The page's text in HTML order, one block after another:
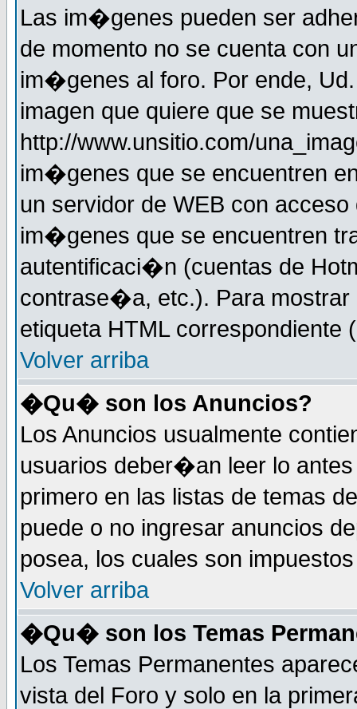
Las im�genes pueden ser
de momento no se cuenta con
im�genes al foro. Por ende,
imagen que quiere que se
http://www.unsitio.com/
im�genes que se encuentren
un servidor de WEB con
im�genes que se encuentren
autentificaci�n (cuentas de
contrase�a, etc.). Para mostrar
etiqueta HTML correspondiente
Volver arriba
�Qu� son los Anuncios?
Los Anuncios usualmente
usuarios deber�an leer lo
primero en las listas de temas
puede o no ingresar anuncios
posea, los cuales son
Volver arriba
�Qu� son los Temas
Los Temas Permanentes
vista del Foro y solo en la